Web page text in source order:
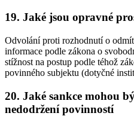
19. Jaké jsou opravné
Odvolání proti rozhodnutí o
informace podle zákona o
stížnost na postup podle téhož
povinného subjektu (dotyčné
20. Jaké sankce mohou
nedodržení povinností